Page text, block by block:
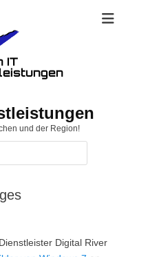
und der Region!
Digital River